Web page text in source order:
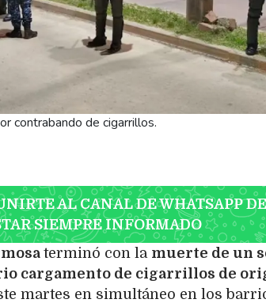
contrabando de cigarrillos.
AL CANAL DE WHATSAPP
SIEMPRE INFORMADO
terminó con la muerte de un
cargamento de cigarrillos de
martes en simultáneo en los